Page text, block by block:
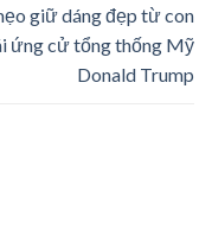
giữ dáng đẹp từ con
ứng cử tổng thống Mỹ
Donald Trump